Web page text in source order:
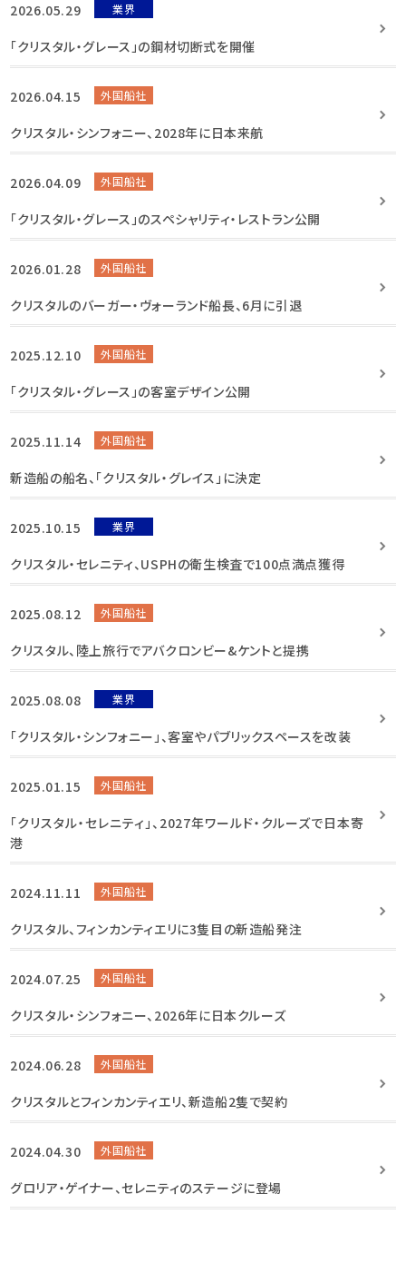
2026.05.29 業界
「クリスタル・グレース」の鋼材切断式を開催
2026.04.15 外国船社
クリスタル・シンフォニー、2028年に日本来航
2026.04.09 外国船社
「クリスタル・グレース」のスペシャリティ・レストラン公開
2026.01.28 外国船社
クリスタルのバーガー・ヴォーランド船長、6月に引退
2025.12.10 外国船社
「クリスタル・グレース」の客室デザイン公開
2025.11.14 外国船社
新造船の船名、「クリスタル・グレイス」に決定
2025.10.15 業界
クリスタル・セレニティ、USPHの衛生検査で100点満点獲得
2025.08.12 外国船社
クリスタル、陸上旅行でアバクロンビー&ケントと提携
2025.08.08 業界
「クリスタル・シンフォニー」、客室やパブリックスペースを改装
2025.01.15 外国船社
「クリスタル・セレニティ」、2027年ワールド・クルーズで日本寄
港
2024.11.11 外国船社
クリスタル、フィンカンティエリに3隻目の新造船発注
2024.07.25 外国船社
クリスタル・シンフォニー、2026年に日本クルーズ
2024.06.28 外国船社
クリスタルとフィンカンティエリ、新造船2隻で契約
2024.04.30 外国船社
グロリア・ゲイナー、セレニティのステージに登場